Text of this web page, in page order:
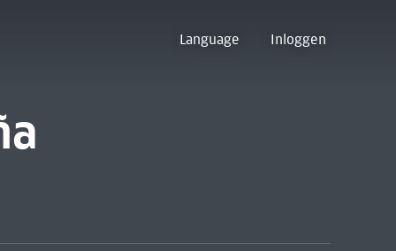
Language Inloggen